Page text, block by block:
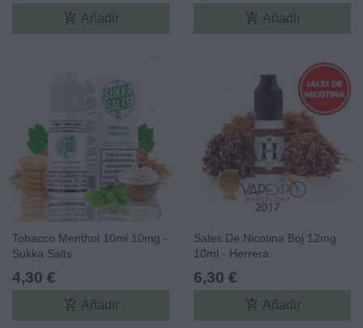
add_shopping_cart Añadir add_shopping_cart Añadir
Tobacco Menthol 10ml 10mg -
Sukka Salts
4,30 €
add_shopping_cart Añadir
Sales De Nicotina Boj 12mg
10ml - Herrera
6,30 €
add_shopping_cart Añadir